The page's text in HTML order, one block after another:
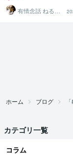
有情念話 ねる
ふ ﾋﾋﾞｷﾏﾉｽﾍﾞｼ
ホーム ブログ
カテゴリ一覧
コラム